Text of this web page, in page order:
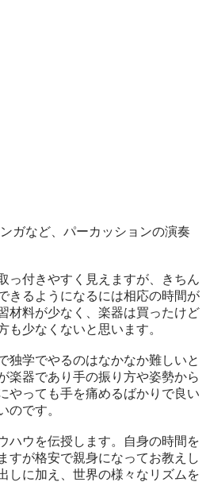
ガなど、パーカッションの演奏
っ付きやすく見えますが、きちん
きるようになるには相応の時間が
材料が少なく、楽器は買ったけど
も少なくないと思います。
独学でやるのはなかなか難しいと
楽器であり手の振り方や姿勢から
やっても手を痛めるばかりで良い
のです。
ハウを伝授します。自身の時間を
すが格安で親身になってお教えし
しに加え、世界の様々なリズムを